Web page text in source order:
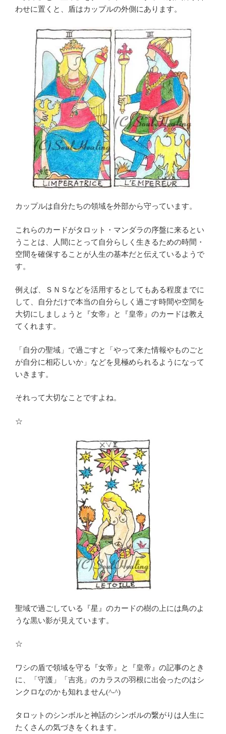
わせに置くと、盾はカップルの外側にあります。
カップルは自分たちの領域を外部から守っています。
これらのカードがタロット・マンダラの序盤に来るとい
うことは、人間にとって自分らしく生きるための時間・
空間を確保することが人生の基本だと伝えているようで
す。
例えば、ＳＮＳなどを活用するとしてもある程度までに
して、自分だけで本当の自分らしく過ごす時間や空間を
大切にしましょうと『女帝』と『皇帝』のカードは教え
てくれます。
「自分の聖域」で過ごすと「やって来た情報やものごと
が自分に相応しいか」などを見極められるようになって
いきます。
それって大切なことですよね。
☆
聖域で過ごしている『星』のカードの樹の上には鳥のよ
うな黒い影が見えています。
☆
ワシの盾で領域を守る『女帝』と『皇帝』の記事のとき
に、「守護」「吉兆」のカラスの羽根に出会ったのはシ
ンクロなのかも知れません(^-^)
タロットのシンボルと神話のシンボルの繋がりは人生に
たくさんの気づきをくれます。